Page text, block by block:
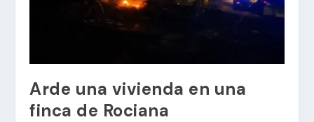
Arde una vivienda en una
finca de Rociana